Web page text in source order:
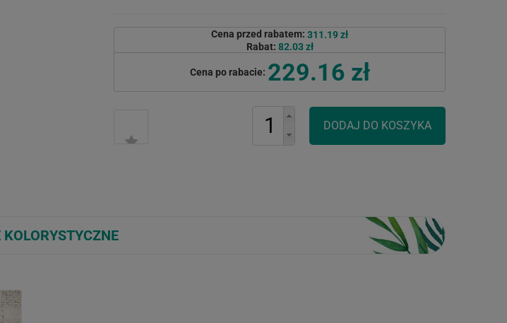
Cena przed rabatem: 311.19 zł
Rabat: 82.03 zł
Cena po rabacie: 229.16 zł
KOLORYSTYCZNE